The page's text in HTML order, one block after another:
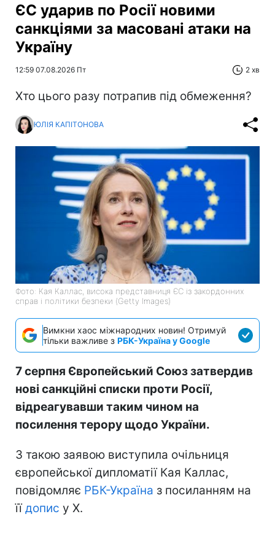
ЄС ударив по Росії новими
санкціями за масовані атаки на
Україну
12:59 07.08.2026 Пт 2 хв
Хто цього разу потрапив під обмеження?
ЮЛІЯ КАПІТОНОВА
Фото: Кая Каллас, висока представниця ЄС із закордонних
справ і політики безпеки (Getty Images)
Вимкни хаос міжнародних новин! Отримуй
тільки важливе з РБК-Україна у Google
7 серпня Європейський Союз затвердив
нові санкційні списки проти Росії,
відреагувавши таким чином на
посилення терору щодо України.
З такою заявою виступила очільниця
європейської дипломатії Кая Каллас,
повідомляє РБК-Україна з посиланням на
їїдопис у Х.